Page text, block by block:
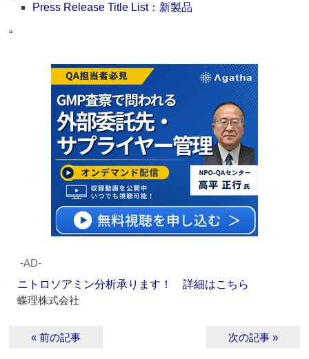
Press Release Title List：新製品
“
‐AD‐
ニトロソアミン分析承ります！ 詳細はこちら
蝶理株式会社
« 前の記事 次の記事 »